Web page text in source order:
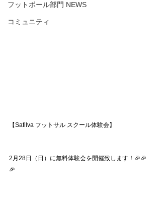
フットボール部門 NEWS
コミュニティ
【Safilva フットサル スクール体験会】
2月28日（日）に無料体験会を開催致します！🎉🎉
🎉